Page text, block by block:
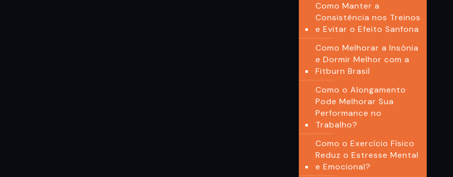
Como Manter a
Consistência nos Treinos
e Evitar o Efeito Sanfona
Como Melhorar a Insônia
e Dormir Melhor com a
Fitburn Brasil
Como o Alongamento
Pode Melhorar Sua
Performance no
Trabalho?
Como o Exercício Físico
Reduz o Estresse Mental
e Emocional?